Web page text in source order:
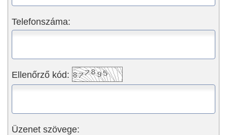
Telefonszáma:
Ellenőrző kód:
Üzenet szövege: